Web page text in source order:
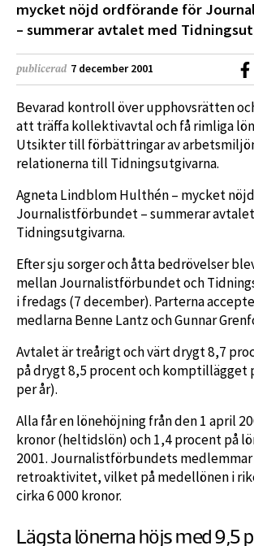
mycket nöjd ordförande för
– summerar avtalet med
publicerad 7 december 2001
Bevarad kontroll över upphovsrätten
att träffa kollektivavtal och få rimliga
Utsikter till förbättringar av
relationerna till Tidningsutgivarna.
Agneta Lindblom Hulthén – mycket
Journalistförbundet – summerar
Tidningsutgivarna.
Efter sju sorger och åtta bedrövelser
mellan Journalistförbundet och
i fredags (7 december). Parterna
medlarna Benne Lantz och Gunnar
Avtalet är treårigt och värt drygt 8,7
på drygt 8,5 procent och komptillägget
per år).
Alla får en lönehöjning från den 1 april
kronor (heltidslön) och 1,4 procent på
2001. Journalistförbundets
retroaktivitet, vilket på medellönen i
cirka 6 000 kronor.
Lägsta lönerna höjs med 9,5